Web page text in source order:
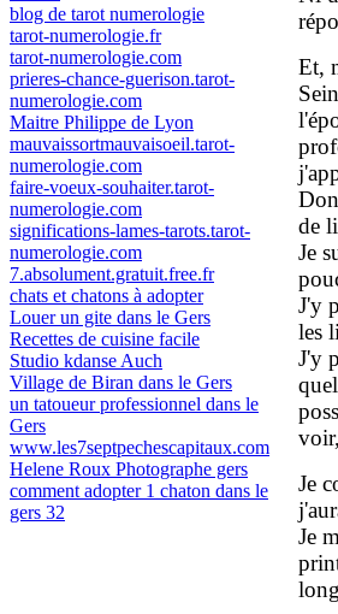
blog de tarot numerologie
tarot-numerologie.fr
tarot-numerologie.com
prieres-chance-guerison.tarot-
numerologie.com
Maitre Philippe de Lyon
mauvaissortmauvaisoeil.tarot-
numerologie.com
faire-voeux-souhaiter.tarot-
numerologie.com
significations-lames-tarots.tarot-
numerologie.com
7.absolument.gratuit.free.fr
chats et chatons à adopter
Louer un gite dans le Gers
Recettes de cuisine facile
Studio kdanse Auch
Village de Biran dans le Gers
un tatoueur professionnel dans le
Gers
www.les7septpechescapitaux.com
Helene Roux Photographe gers
comment adopter 1 chaton dans le
gers 32
Et,
de
Je
J'y
les
J'y
Je
Je